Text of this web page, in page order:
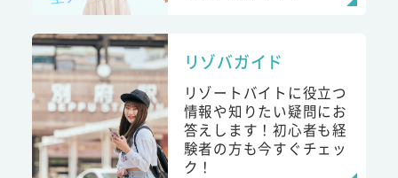
リゾバガイド
リゾートバイトに役立つ
情報や知りたい疑問にお
答えします！初心者も経
験者の方も今すぐチェッ
ク！